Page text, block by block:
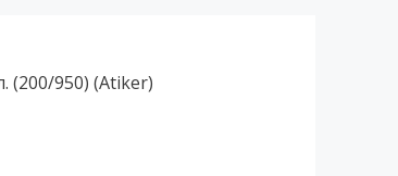
(200/950) (Atiker)